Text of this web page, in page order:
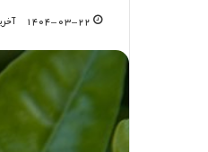
۱۴۰۴-۰۳-۲۲